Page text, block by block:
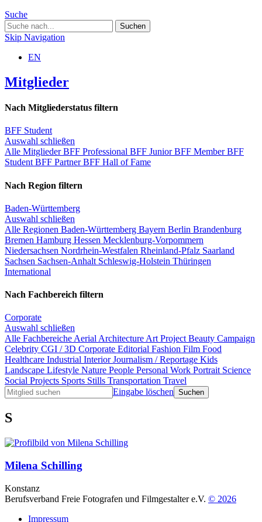
Suche
Skip Navigation
EN
Mitglieder
Nach Mitgliederstatus filtern
BFF Student
Auswahl schließen
Alle MitgliederBFF Professional BFF JuniorBFF MemberBFF
Student BFF PartnerBFF Hall of Fame
Nach Region filtern
Baden-Württemberg
Auswahl schließen
Alle Regionen Baden-Württemberg Bayern Berlin Brandenburg
Bremen Hamburg Hessen Mecklenburg-Vorpommern
Niedersachsen Nordrhein-Westfalen Rheinland-Pfalz Saarland
Sachsen Sachsen-Anhalt Schleswig-Holstein Thüringen
International
Nach Fachbereich filtern
Corporate
Auswahl schließen
Alle Fachbereiche Aerial Architecture Art Project Beauty Campaign
Celebrity CGI / 3D Corporate Editorial Fashion Film Food
Healthcare Industrial InteriorJournalism / Reportage Kids
Landscape Lifestyle Nature People Personal Work Portrait Science
Social Projects Sports Stills Transportation Travel
Eingabe löschen
S
Milena Schilling
Konstanz
Berufsverband Freie Fotografen und Filmgestalter e.V. © 2026
Impressum